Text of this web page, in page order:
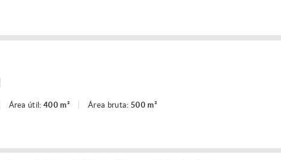
Área útil:400 m² Área bruta: 500 m²